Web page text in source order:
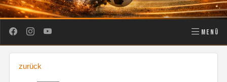
MENÜ
zurück